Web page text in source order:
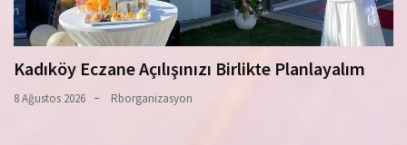
Kadıköy Eczane Açılışınızı Birlikte Planlayalım
8 Ağustos 2026 Rborganizasyon